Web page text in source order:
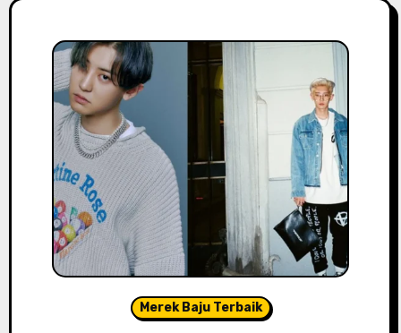
Merek Baju Terbaik